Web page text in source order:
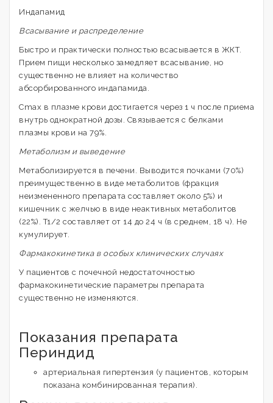
Индапамид
Всасывание и распределение
Быстро и практически полностью всасывается в ЖКТ.
Прием пищи несколько замедляет всасывание, но
существенно не влияет на количество
абсорбированного индапамида.
Cmax в плазме крови достигается через 1 ч после приема
внутрь однократной дозы. Связывается с белками
плазмы крови на 79%.
Метаболизм и выведение
Метаболизируется в печени. Выводится почками (70%)
преимущественно в виде метаболитов (фракция
неизмененного препарата составляет около 5%) и
кишечник с желчью в виде неактивных метаболитов
(22%). T1/2 составляет от 14 до 24 ч (в среднем, 18 ч). Не
кумулирует.
Фармакокинетика в особых клинических случаях
У пациентов с почечной недостаточностью
фармакокинетические параметры препарата
существенно не изменяются.
Показания препарата
Периндид
артериальная гипертензия (у пациентов, которым
показана комбинированная терапия).